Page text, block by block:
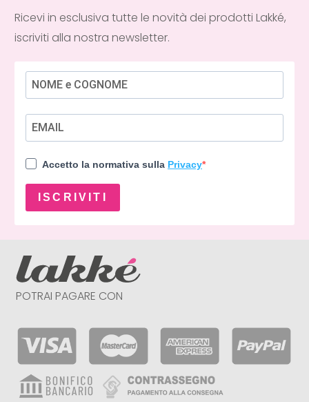
Ricevi in esclusiva tutte le novità dei prodotti Lakké,
iscriviti alla nostra newsletter.
Accetto la normativa sulla Privacy
ISCRIVITI
POTRAI PAGARE CON